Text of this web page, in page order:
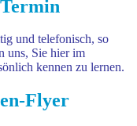
und telefonisch, so
uns, Sie hier im
kennen zu lernen.
Flyer